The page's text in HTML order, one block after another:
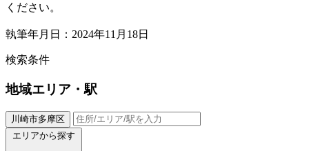
ください。
執筆年月日：2024年11月18日
検索条件
地域エリア・駅
川崎市多摩区
エリアから探す